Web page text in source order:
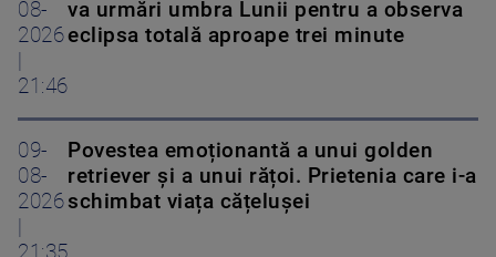
08-
2026
21:46
va urmări umbra Lunii pentru a observa
eclipsa totală aproape trei minute
09-
08-
2026
Povestea emoționantă a unui golden
retriever și a unui rățoi. Prietenia care i-a
schimbat viața cățelușei